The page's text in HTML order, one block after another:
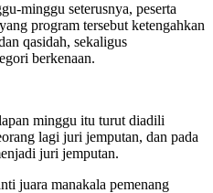
minggu seterusnya, peserta
program tersebut ketengahkan
qasidah, sekaligus
berkenaan.
minggu itu turut diadili
lagi juri jemputan, dan pada
juri jemputan.
juara manakala pemenang